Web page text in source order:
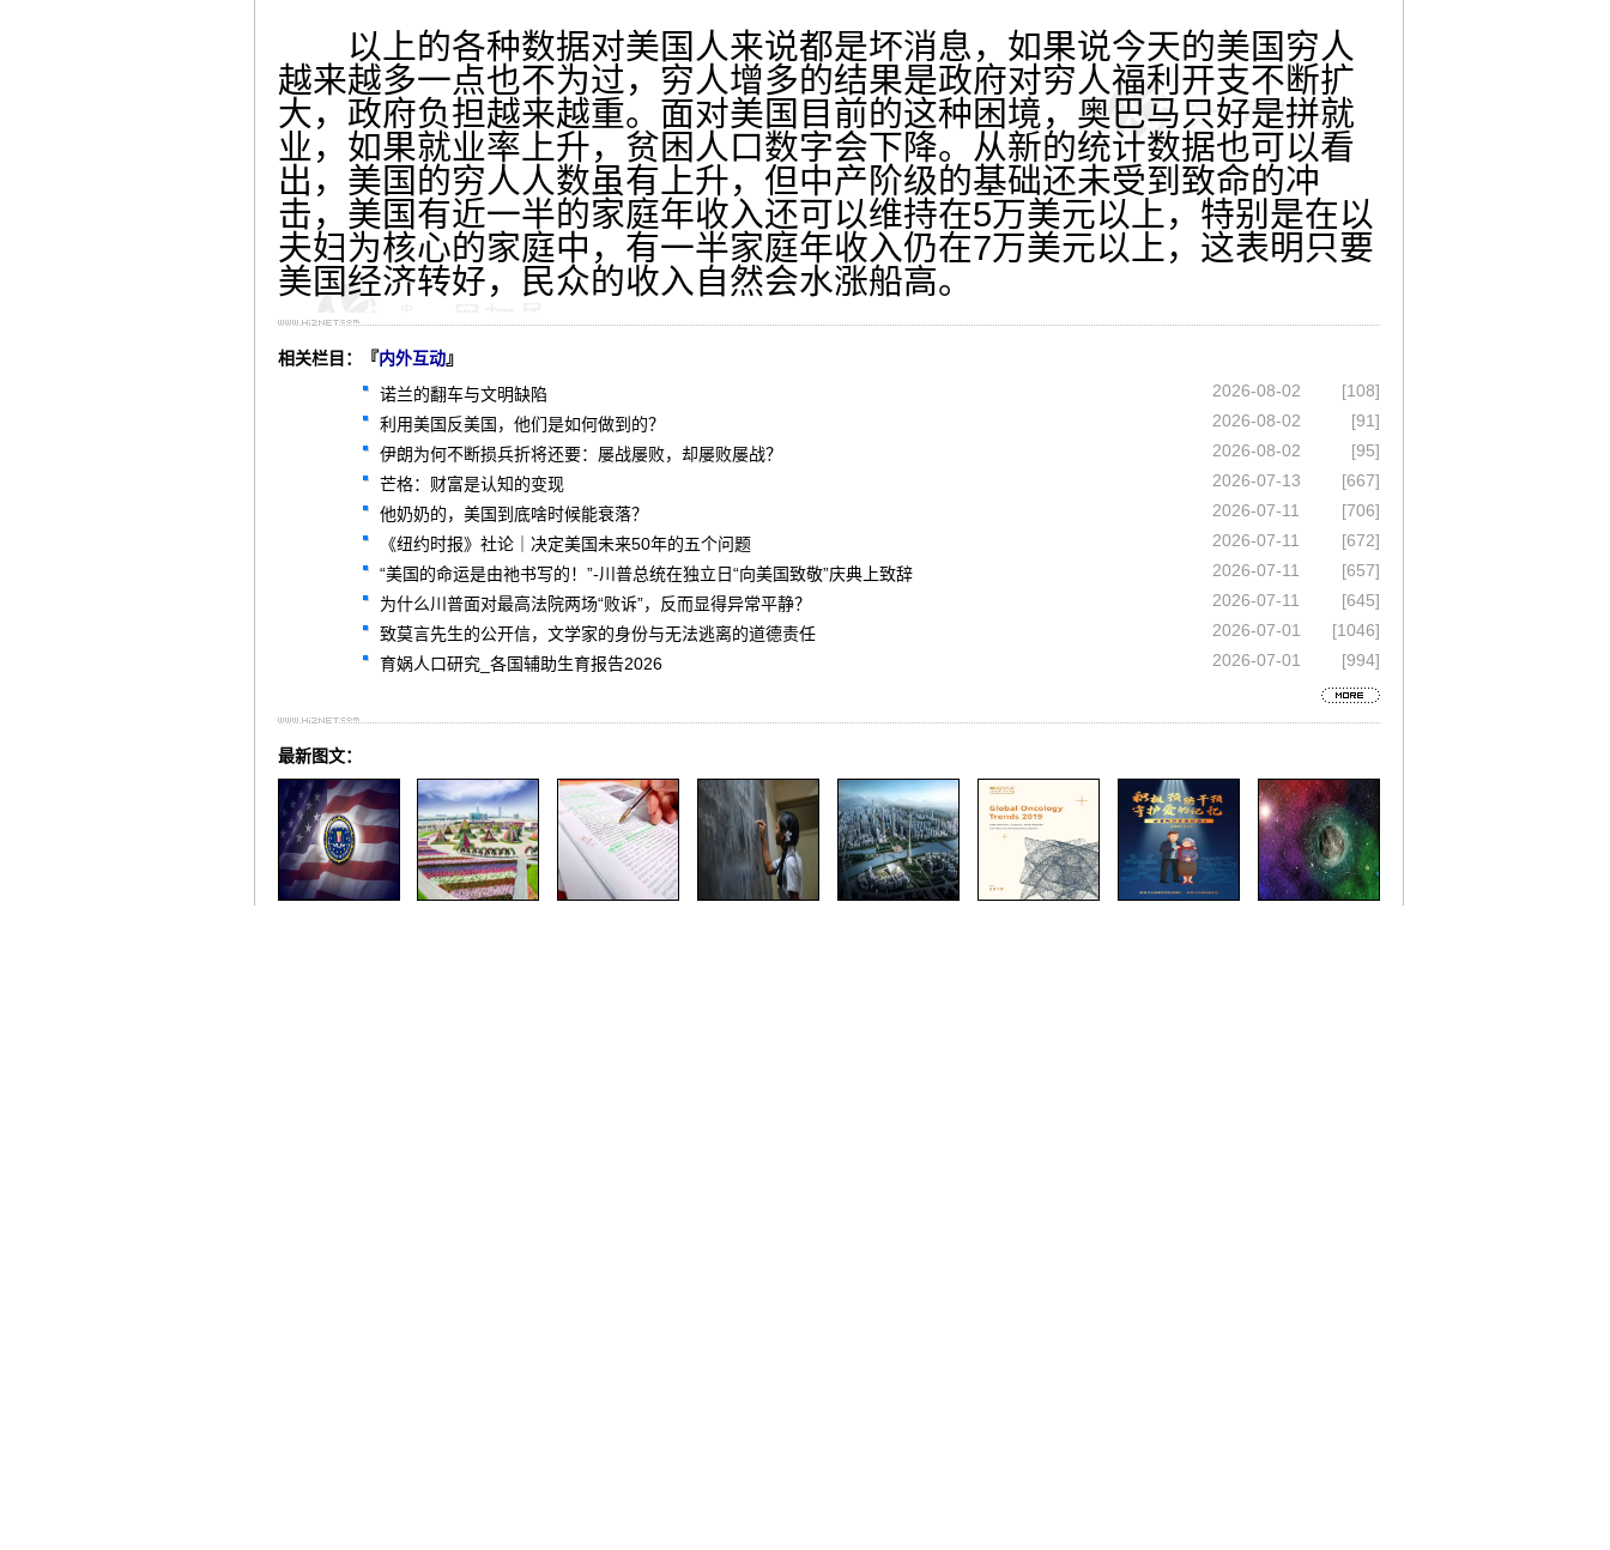
以上的各种数据对美国人来说都是坏消息，如果说今天的美国穷人
越来越多一点也不为过，穷人增多的结果是政府对穷人福利开支不断扩
大，政府负担越来越重。面对美国目前的这种困境，奥巴马只好是拼就
业，如果就业率上升，贫困人口数字会下降。从新的统计数据也可以看
出，美国的穷人人数虽有上升，但中产阶级的基础还未受到致命的冲
击，美国有近一半的家庭年收入还可以维持在5万美元以上，特别是在以
夫妇为核心的家庭中，有一半家庭年收入仍在7万美元以上，这表明只要
美国经济转好，民众的收入自然会水涨船高。
相关栏目：『内外互动』
诺兰的翻车与文明缺陷
2026-08-02
[108]
利用美国反美国，他们是如何做到的？
2026-08-02
[91]
伊朗为何不断损兵折将还要：屡战屡败，却屡败屡战？
2026-08-02
[95]
芒格：财富是认知的变现
2026-07-13
[667]
他奶奶的，美国到底啥时候能衰落？
2026-07-11
[706]
《纽约时报》社论｜决定美国未来50年的五个问题
2026-07-11
[672]
“美国的命运是由祂书写的！”-川普总统在独立日“向美国致敬”庆典上致辞
2026-07-11
[657]
为什么川普面对最高法院两场“败诉”，反而显得异常平静？
2026-07-11
[645]
致莫言先生的公开信，文学家的身份与无法逃离的道德责任
2026-07-01
[1046]
育娲人口研究_各国辅助生育报告2026
2026-07-01 [994]
最新图文：